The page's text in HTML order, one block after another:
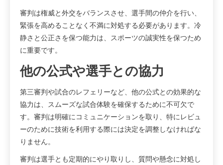
審判は権威と外交をバランスさせ、選手間の仲介を行い、
緊張を高めることなく不満に対処する必要があります。冷
静さと公正さを保つ能力は、スポーツの誠実性を保つため
に重要です。
他の公式や選手との協力
第三審判や試合のレフェリーなど、他の公式との効果的な
協力は、スムーズな試合体験を確保するために不可欠で
す。審判は明確にコミュニケーションを取り、特にレビュ
ーのために技術を利用する際には決定を調整しなければな
りません。
審判は選手とも定期的にやり取りし、質問や懸念に対処し